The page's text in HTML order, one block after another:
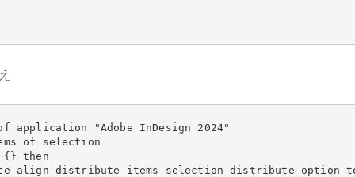
application "Adobe InDesign 2024"
of selection
{} then
align distribute items selection distribute option